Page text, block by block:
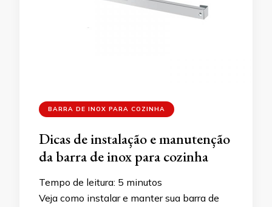
BARRA DE INOX PARA COZINHA
Dicas de instalação e manutenção
da barra de inox para cozinha
Tempo de leitura: 5 minutos
Veja como instalar e manter sua barra de